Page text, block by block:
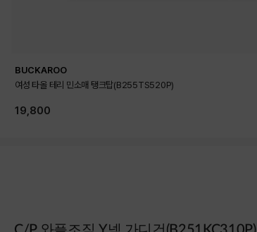
BUCKAROO
여성 타올 테리 민소매 탱크탑(B255TS520P)
19,800